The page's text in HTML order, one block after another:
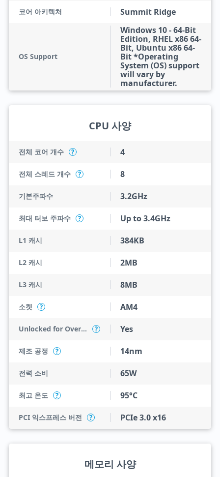
코어 아키텍처 Summit Ridge
OS Support
Windows 10 - 64-Bit
Edition, RHEL x86 64-
Bit, Ubuntu x86 64-
Bit *Operating
System (OS) support
will vary by
manufacturer.
CPU 사양
전체 코어 개수 ? 4
전체 스레드 개수 ? 8
기본주파수 3.2GHz
최대 터보 주파수 ? Up to 3.4GHz
L1 캐시 384KB
L2 캐시 2MB
L3 캐시 8MB
소켓 ? AM4
Unlocked for Overclocking ? Yes
제조 공정 ? 14nm
전력 소비 65W
최고 온도 ? 95°C
PCI 익스프레스 버전 ? PCIe 3.0 x16
메모리 사양